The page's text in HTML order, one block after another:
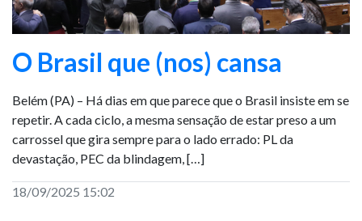
O Brasil que (nos) cansa
Belém (PA) – Há dias em que parece que o Brasil insiste em se
repetir. A cada ciclo, a mesma sensação de estar preso a um
carrossel que gira sempre para o lado errado: PL da
devastação, PEC da blindagem, […]
18/09/2025 15:02